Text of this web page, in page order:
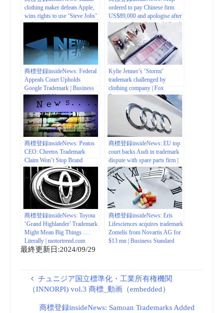
clothing maker defeats Apple,
wins rights to use ‘Steve Jobs’
trademark
ordered to pay Chinese firm
US$89,000 and apologise after
losing trademark appeal | South
China Morning Post
商標登録insideNews: Federal
Appeals Court Upholds
Google Trademark | Business
News | US News
Kylie Jenner’s ‘Stormi’
trademark challenged by
clothing company | Fox
Business
商標登録insideNews: Peatos
CEO: Cheetos Trademark
Claim Won’t Stop Brand
Success | Project NOSH
商標登録insideNews: EU top
court backs Audi in trademark
dispute with spare parts firm |
www.xm.com
商標登録insideNews: Toyota
‘Grand Highlander’ Trademark
Might Mean Big Things …
Literally | motortrend.com
商標登録insideNews: Eris
Lifesciences acquires trademark
Zomelis from Novartis AG for
$13 mn | Business Standard
最終更新日:2024/09/29
チュニジア国立標準化・工業所有権機関
（INNORPI) vol.3 商標_動画（embedded）
商標登録insideNews: Samoan Trademarks Added